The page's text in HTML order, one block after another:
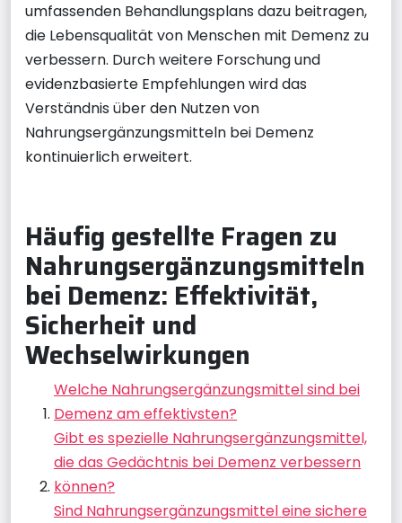
umfassenden Behandlungsplans dazu beitragen,
die Lebensqualität von Menschen mit Demenz zu
verbessern. Durch weitere Forschung und
evidenzbasierte Empfehlungen wird das
Verständnis über den Nutzen von
Nahrungsergänzungsmitteln bei Demenz
kontinuierlich erweitert.
Häufig gestellte Fragen zu
Nahrungsergänzungsmitteln
bei Demenz: Effektivität,
Sicherheit und
Wechselwirkungen
Welche Nahrungsergänzungsmittel sind bei
Demenz am effektivsten?
Gibt es spezielle Nahrungsergänzungsmittel,
die das Gedächtnis bei Demenz verbessern
können?
Sind Nahrungsergänzungsmittel eine sichere